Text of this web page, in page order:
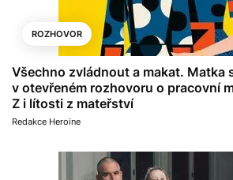
ROZHOVOR
Všechno zvládnout a makat. Matka
v otevřeném rozhovoru o pracovní
Z i lítosti z mateřství
Redakce Heroine